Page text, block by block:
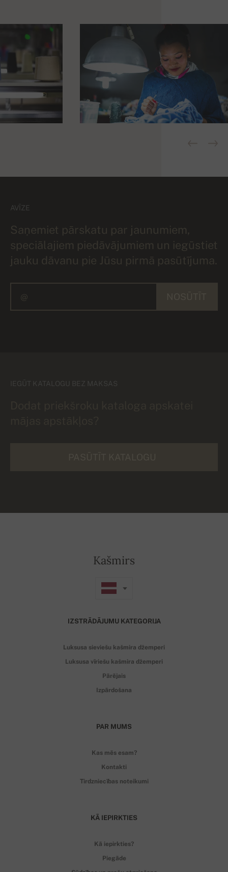
AVĪZE
Saņemiet pārskatu par jaunumiem,
speciālajiem piedāvājumiem un iegūstiet
jauku dāvanu pie Jūsu pirmā pasūtījuma.
IEGŪT KATALOGU BEZ MAKSAS
Kašmirs
IZSTRĀDĀJUMU KATEGORIJA
Luksusa sieviešu kašmira džemperi
Luksusa vīriešu kašmira džemperi
Pārējais
Izpārdošana
PAR MUMS
Kas mēs esam?
Kontakti
Tirdzniecības noteikumi
KĀ IEPIRKTIES
Kā iepirkties?
Piegāde